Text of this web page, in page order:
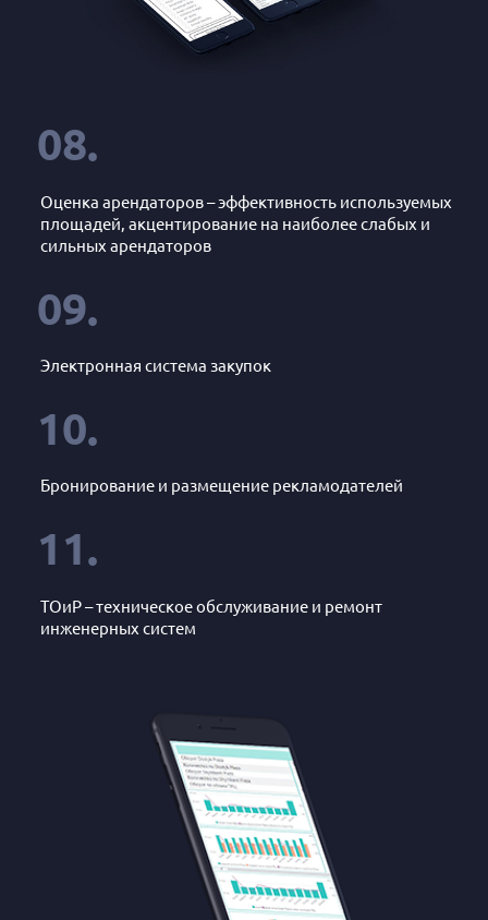
08.
Оценка арендаторов – эффективность используемых
площадей, акцентирование на наиболее слабых и
сильных арендаторов
09.
Электронная система закупок
10.
Бронирование и размещение рекламодателей
11.
ТОиР – техническое обслуживание и ремонт
инженерных систем